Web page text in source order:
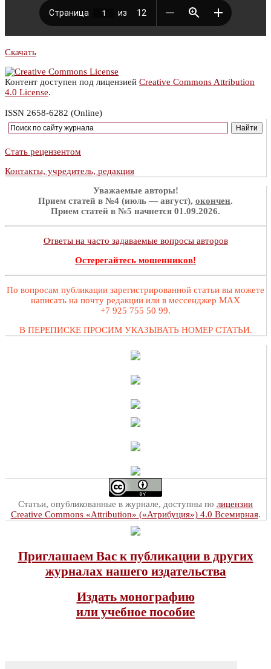
Скачать
Контент доступен под лицензией Creative Commons Attribution
4.0 License.
ISSN 2658-6282 (Online)
Стать рецензентом
Контакты, учредитель, редакция
Уважаемые авторы!
Прием статей в №4 (июль — август), окончен.
Прием статей в №5 начнется 01.09.2026.
Ответы на часто задаваемые вопросы авторов
Остерегайтесь мошенников!
По вопросам публикации зарегистрированной статьи вы можете
написать на почту редакции или в мессенджер MAX
+7 925 755 50 99.
В ПЕРЕПИСКЕ ПРОСИМ УКАЗЫВАТЬ НОМЕР СТАТЬИ.
Статьи, опубликованные в журнале, доступны по лицензии
Creative Commons «Attribution» («Атрибуция») 4.0 Всемирная.
Приглашаем Вас к публикации в других
журналах нашего издательства
Издать монографию
или учебное пособие